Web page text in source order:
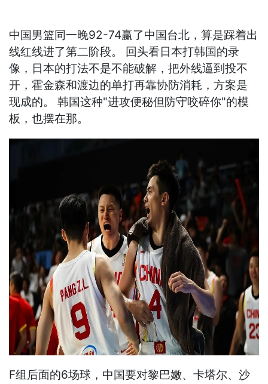
中国男篮同一晚92-74赢了中国台北，算是踩着出
线红线进了第二阶段。 回头看日本打韩国的录
像，日本的打法不是不能破解，把外线逼到投不
开，霍金森和渡边的单打再靠协防消耗，方案是
现成的。 韩国这种"进攻便秘但防守咬碎你"的模
板，也摆在那。
F组后面的6场球，中国要对黎巴嫩、卡塔尔、沙